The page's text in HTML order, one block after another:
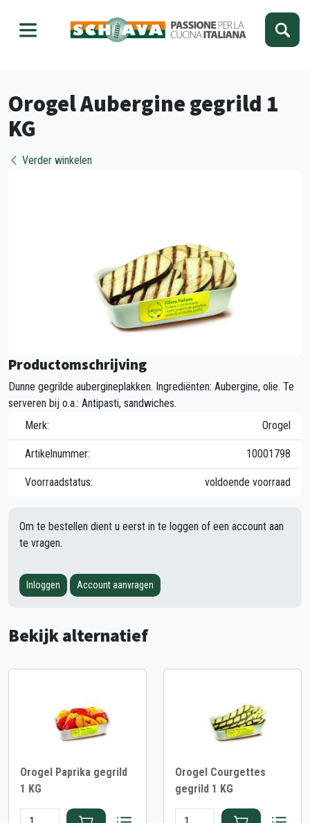
Orogel Aubergine gegrild 1
KG
Verder winkelen
Productomschrijving
Dunne gegrilde aubergineplakken. Ingrediënten: Aubergine, olie. Te
serveren bij o.a.: Antipasti, sandwiches.
Merk:
Orogel
Artikelnummer: 10001798
Voorraadstatus: voldoende voorraad
Om te bestellen dient u eerst in te loggen of een account aan
te vragen.
Inloggen Account aanvragen
Bekijk alternatief
Orogel Paprika gegrild
1 KG
Orogel Courgettes
gegrild 1 KG